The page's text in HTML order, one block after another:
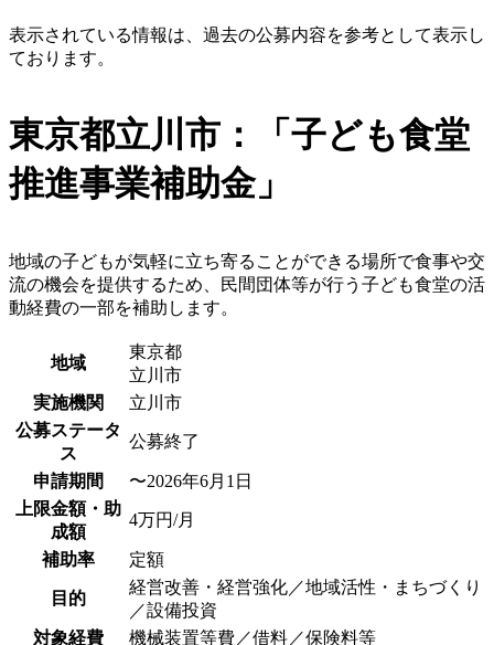
表示されている情報は、過去の公募内容を参考として表示し
ております。
東京都立川市：「子ども食堂
推進事業補助金」
地域の子どもが気軽に立ち寄ることができる場所で食事や交
流の機会を提供するため、民間団体等が行う子ども食堂の活
動経費の一部を補助します。
地域
東京都
立川市
実施機関
立川市
公募ステータ
ス
公募終了
申請期間
〜2026年6月1日
上限金額・助
成額
4万円/月
補助率 定額
目的
経営改善・経営強化／地域活性・まちづくり
／設備投資
対象経費
機械装置等費／借料／保険料等